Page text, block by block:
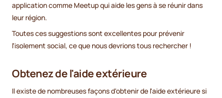
application comme Meetup qui aide les gens à se réunir dans
leur région.
Toutes ces suggestions sont excellentes pour prévenir
l'isolement social, ce que nous devrions tous rechercher !
Obtenez de l'aide extérieure
Il existe de nombreuses façons d'obtenir de l'aide extérieure si